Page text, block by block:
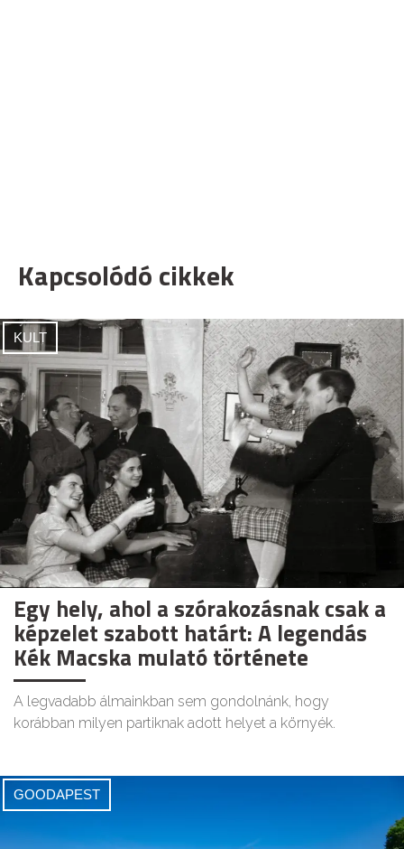
Kapcsolódó cikkek
KULT
Egy hely, ahol a szórakozásnak csak a
képzelet szabott határt: A legendás
Kék Macska mulató története
A legvadabb álmainkban sem gondolnánk, hogy
korábban milyen partiknak adott helyet a környék.
GOODAPEST